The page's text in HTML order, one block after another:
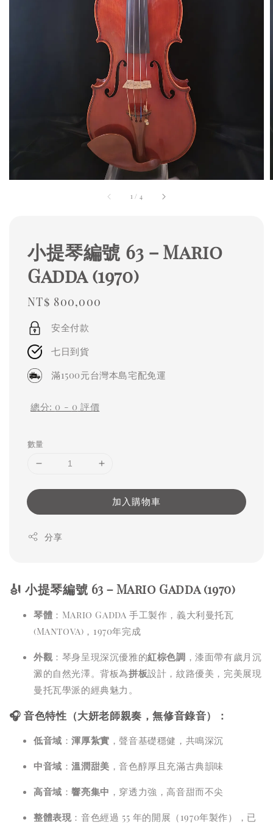
1 / 4
小提琴編號 63－Mario
Gadda (1970)
Regular
price
NT$ 800,000
安全付款
七日到貨
滿1500元台灣本島宅配免運
總分: 0 - 0 評價
數量
加入購物車
分享
🎻 小提琴編號 63－Mario Gadda (1970)
琴體 ：Mario Gadda 手工製作，義大利曼托瓦
(Mantova)，1970年完成
外觀 ：琴身呈現深沉優雅的紅棕色調 ，漆面帶有歲月沉
澱的自然光澤。背板為拼板設計，紋路優美，完美展現
曼托瓦學派的經典魅力。
🎧 音色特性（大妍老師親奏，無修音錄音）：
低音域 ：渾厚紮實 ，聲音基礎穩健，共鳴深沉
中音域 ：溫潤甜美 ，音色醇厚且充滿古典韻味
高音域 ：響亮集中 ，穿透力強，高音甜而不尖
整體表現 ：音色經過 55 年的開展（1970年製作），已